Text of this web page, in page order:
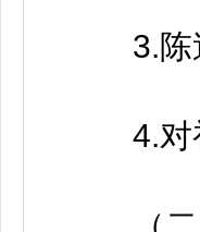
3.陈述
4.对初